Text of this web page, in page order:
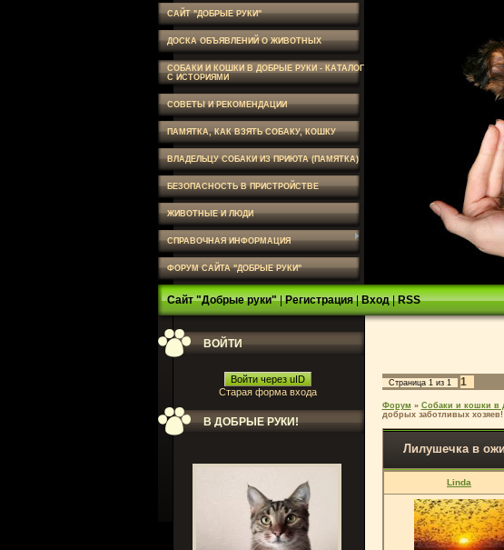
САЙТ "ДОБРЫЕ РУКИ"
ДОСКА ОБЪЯВЛЕНИЙ О ЖИВОТНЫХ
СОБАКИ И КОШКИ В ДОБРЫЕ РУКИ - КАТАЛОГ
С ИСТОРИЯМИ
СОВЕТЫ И РЕКОМЕНДАЦИИ
ПАМЯТКА, КАК ВЗЯТЬ СОБАКУ, КОШКУ
ВЛАДЕЛЬЦУ СОБАКИ ИЗ ПРИЮТА (ПАМЯТКА)
БЕЗОПАСНОСТЬ В ПРИСТРОЙСТВЕ
ЖИВОТНЫЕ И ЛЮДИ
СПРАВОЧНАЯ ИНФОРМАЦИЯ
ФОРУМ САЙТА "ДОБРЫЕ РУКИ"
Сайт "Добрые руки"|Регистрация|Вход|RSS
ВОЙТИ
Войти через uID
Старая форма входа
В ДОБРЫЕ РУКИ!
Страница 1из 1 1
Форум » Собаки и кошки в
добрых заботливых
Лилушечка в
Linda